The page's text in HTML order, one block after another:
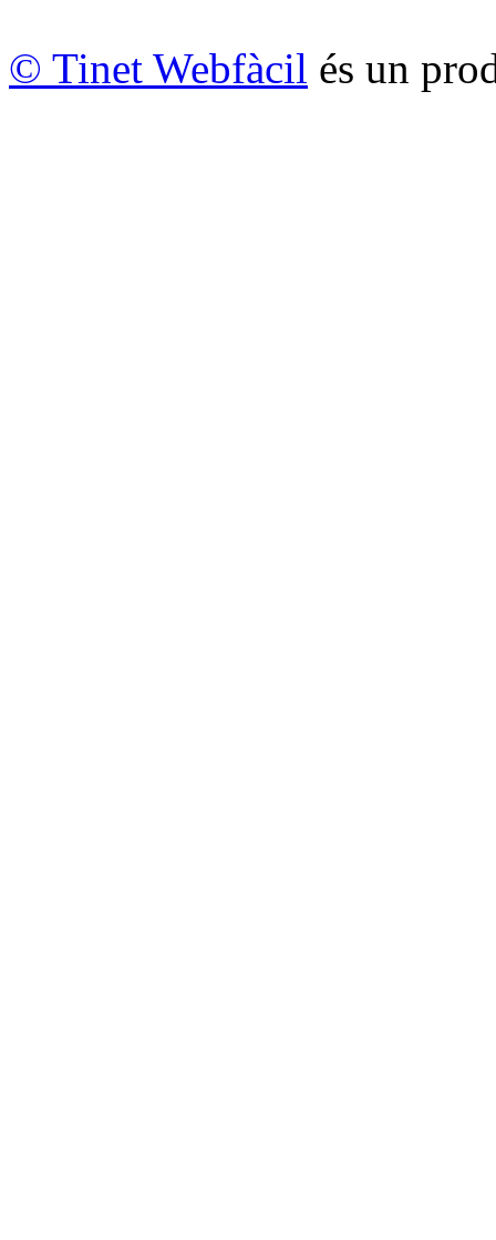
© Tinet Webfàcil és un